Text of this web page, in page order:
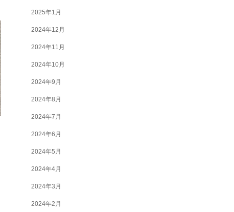
2025年1月
2024年12月
2024年11月
2024年10月
2024年9月
2024年8月
2024年7月
2024年6月
2024年5月
2024年4月
2024年3月
2024年2月